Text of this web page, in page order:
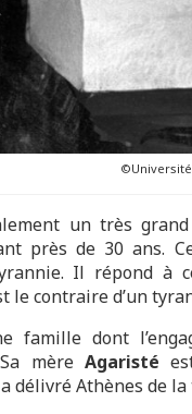
un très
près de 30 ans.
Il répond à
le contraire d’un
famille dont
Sa mèreAgaristé
délivré Athènes de